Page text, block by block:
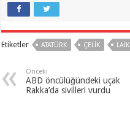
Etiketler ATATÜRK ÇELIK LAIK
Önceki
ABD öncülüğündeki uçak
Rakka’da sivilleri vurdu